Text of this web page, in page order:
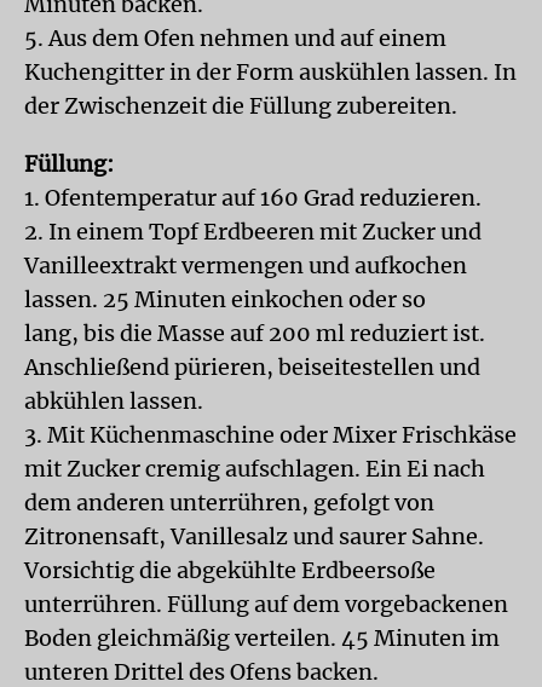
5. Aus dem Ofen nehmen und auf einem
Kuchengitter in der Form auskühlen lassen. In
der Zwischenzeit die Füllung zubereiten.
Füllung:
1. Ofentemperatur auf 160 Grad reduzieren.
2. In einem Topf Erdbeeren mit Zucker und
Vanilleextrakt vermengen und aufkochen
lassen. 25 Minuten einkochen oder so
lang, bis die Masse auf 200 ml reduziert ist.
Anschließend pürieren, beiseitestellen und
abkühlen lassen.
3. Mit Küchenmaschine oder Mixer Frischkäse
mit Zucker cremig aufschlagen. Ein Ei nach
dem anderen unterrühren, gefolgt von
Zitronensaft, Vanillesalz und saurer Sahne.
Vorsichtig die abgekühlte Erdbeersoße
unterrühren. Füllung auf dem vorgebackenen
Boden gleichmäßig verteilen. 45 Minuten im
unteren Drittel des Ofens backen.